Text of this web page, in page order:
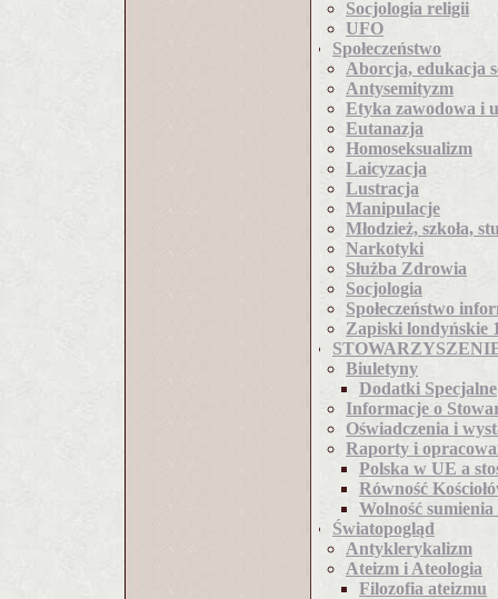
Socjologia religii
UFO
Społeczeństwo
Aborcja, edukacja
Antysemityzm
Etyka zawodowa i
Eutanazja
Homoseksualizm
Laicyzacja
Lustracja
Manipulacje
Młodzież, szkoła,
Narkotyki
Służba Zdrowia
Socjologia
Społeczeństwo
Zapiski londyńskie
Biuletyny
Dodatki Specjalne
Informacje o
Oświadczenia i
Raporty i
Polska w UE a
Równość
Wolność sumienia
Światopogląd
Antyklerykalizm
Ateizm i Ateologia
Filozofia ateizmu